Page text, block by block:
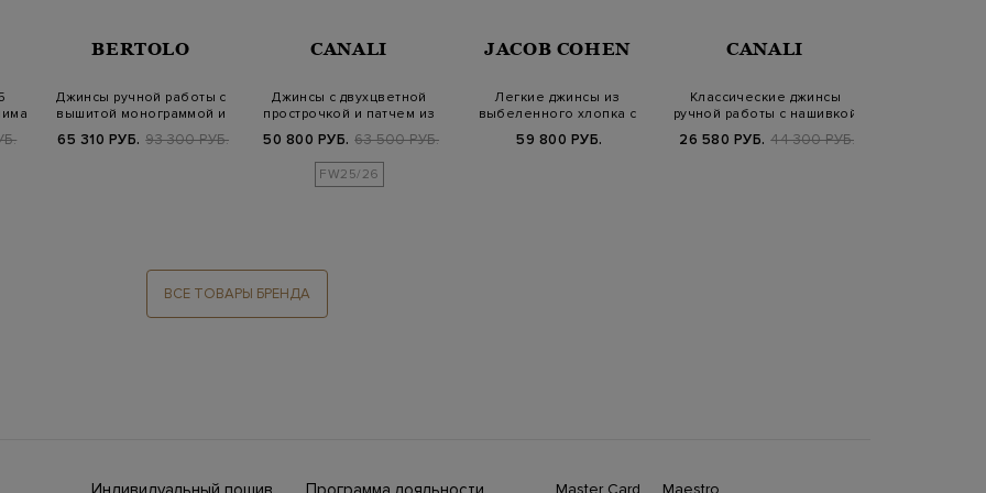
BERTOLO
Джинсы ручной работы с
вышитой монограммой и
65 310 РУБ. 93 300 РУБ.
CANALI
Джинсы с двухцветной
прострочкой и патчем из
50 800 РУБ. 63 500 РУБ.
FW25/26
JACOB COHEN
Легкие джинсы из
выбеленного хлопка с
59 800 РУБ.
CANALI
Классические джинсы
ручной работы с нашивкой
26 580 РУБ. 44 300 РУБ.
ВСЕ ТОВАРЫ БРЕНДА
Master Card Maestro